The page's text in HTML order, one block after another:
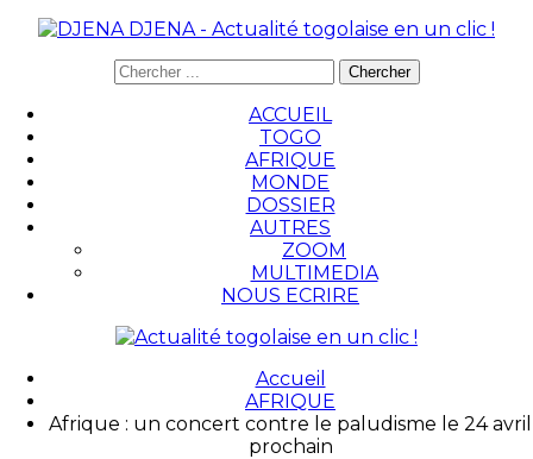
DJENA - Actualité togolaise en un clic !
ACCUEIL
TOGO
AFRIQUE
MONDE
DOSSIER
AUTRES
ZOOM
MULTIMEDIA
NOUS ECRIRE
Accueil
AFRIQUE
Afrique : un concert contre le paludisme le 24 avril
prochain